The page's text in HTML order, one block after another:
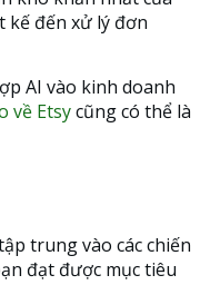
đến xử lý đơn
AI vào kinh doanh
về Etsycũng có thể là
trung vào các chiến
đạt được mục tiêu